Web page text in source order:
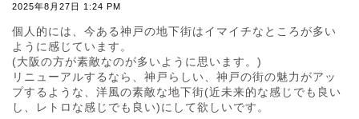
2025年8月27日 1:24 PM
個人的には、今ある神戸の地下街はイマイチなところが多い
ように感じています。
(大阪の方が素敵なのが多いように思います。)
リニューアルするなら、神戸らしい、神戸の街の魅力がアッ
プするような、洋風の素敵な地下街(近未来的な感じでも良い
し、レトロな感じでも良い)にして欲しいです。